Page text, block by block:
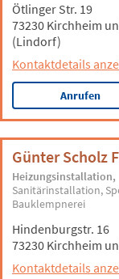
Ötlinger Str. 19
73230 Kirchheim
(Lindorf)
Kontaktdetails
Anrufen
Günter Scholz
Heizungsinstallation
Sanitärinstallation
Bauklempnerei
Hindenburgstr. 16
73230 Kirchheim
Kontaktdetails